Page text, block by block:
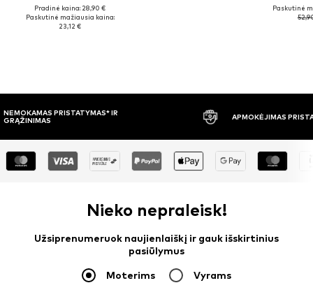
Pradinė kaina: 28,90 €
Paskutinė mažiausia kaina:
23,12 €
Paskutinė
APMOKĖJIMAS PRISTAČIUS 30 DIENŲ
Nieko nepraleisk!
Užsiprenumeruok naujienlaiškį ir gauk išskirtinius
pasiūlymus
Moterims Vyrams